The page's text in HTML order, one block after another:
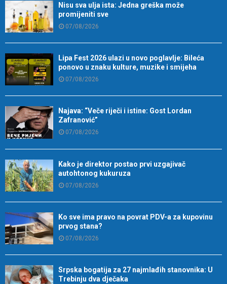
Nisu sva ulja ista: Jedna greška može
promijeniti sve
07/08/2026
Lipa Fest 2026 ulazi u novo poglavlje: Bileća
ponovo u znaku kulture, muzike i smijeha
07/08/2026
Najava: “Veče riječi i istine: Gost Lordan
Zafranović”
07/08/2026
Kako je direktor postao prvi uzgajivač
autohtonog kukuruza
07/08/2026
Ko sve ima pravo na povrat PDV-a za kupovinu
prvog stana?
07/08/2026
Srpska bogatija za 27 najmlađih stanovnika: U
Trebinju dva dječaka